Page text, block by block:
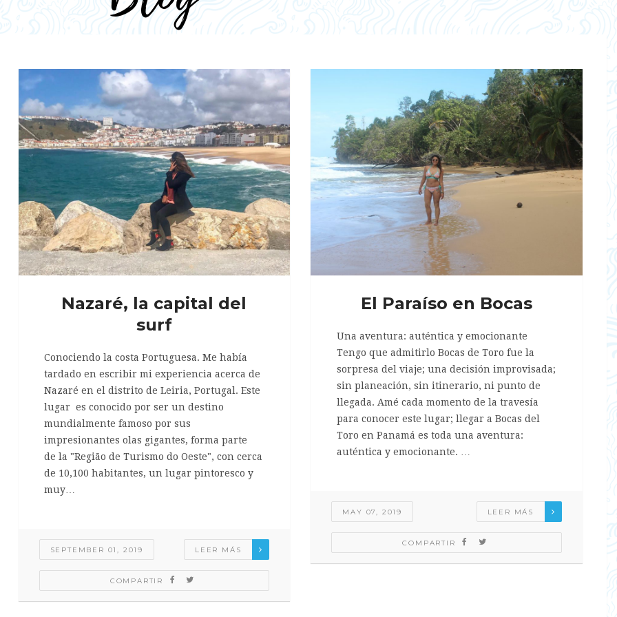
Nazaré, la capital del
surf
Conociendo la costa Portuguesa. Me había
tardado en escribir mi experiencia acerca de
Nazaré en el distrito de Leiria, Portugal. Este
lugar es conocido por ser un destino
mundialmente famoso por sus
impresionantes olas gigantes, forma parte
de la "Região de Turismo do Oeste", con cerca
de 10,100 habitantes, un lugar pintoresco y
muy…
SEPTEMBER 01, 2019 LEER MÁS
COMPARTIR
El Paraíso en Bocas
Una aventura: auténtica y emocionante
Tengo que admitirlo Bocas de Toro fue la
sorpresa del viaje; una decisión improvisada;
sin planeación, sin itinerario, ni punto de
llegada. Amé cada momento de la travesía
para conocer este lugar; llegar a Bocas del
Toro en Panamá es toda una aventura:
auténtica y emocionante. …
MAY 07, 2019 LEER MÁS
COMPARTIR